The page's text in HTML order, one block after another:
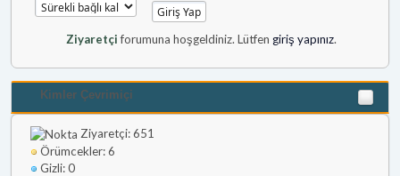
Ziyaretçiforumuna hoşgeldiniz. Lütfen giriş yapınız.
Kimler Çevrimiçi
Ziyaretçi: 651
Örümcekler: 6
Gizli: 0